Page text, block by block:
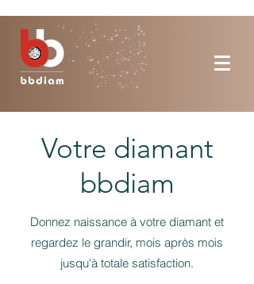
Votre diamant
bbdiam
Donnez naissance à votre diamant et
regardez le grandir, mois après mois
jusqu'à totale satisfaction.